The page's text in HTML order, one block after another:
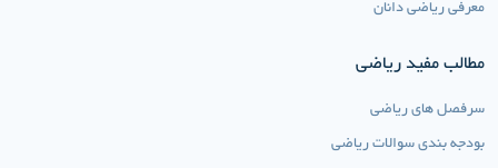
معرفی ریاضی دانان
مطالب مفید ریاضی
سرفصل های ریاضی
بودجه بندی سوالات ریاضی